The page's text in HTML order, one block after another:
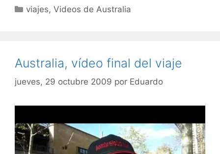
Categorías
viajes,Videos de Australia
Australia, vídeo final del viaje
jueves, 29 octubre 2009 por Eduardo